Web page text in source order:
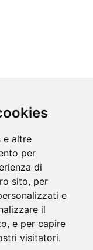
e altre
per
di
sito, per
e
il
e per capire
visitatori.
Newsletter